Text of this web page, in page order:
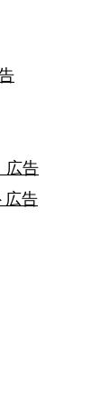
広告
広告